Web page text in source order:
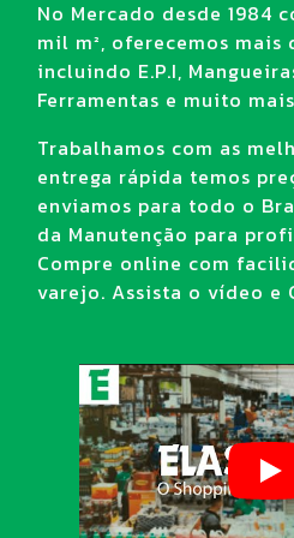
tão importante?
O capuz para soldador é
cabeça contra
por contato com a solda.
[Sugestão para inclusão
Quais os tipos de
Existem diferentes tipos
de capuz para soldador
segurança apropriada em
Algumas das opções são:
No Mercado desde 1984
mil m², oferecemos mais
incluindo E.P.I,
Ferramentas e muito
Trabalhamos com as
entrega rápida temos
enviamos para todo o
da Manutenção para
Compre online com
varejo. Assista o vídeo e